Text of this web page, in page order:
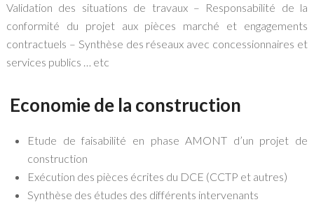
Validation des situations de travaux – Responsabilité de la
conformité du projet aux pièces marché et engagements
contractuels – Synthèse des réseaux avec concessionnaires et
services publics … etc
Economie de la construction
Etude de faisabilité en phase AMONT d’un projet de
construction
Exécution des pièces écrites du DCE (CCTP et autres)
Synthèse des études des différents intervenants